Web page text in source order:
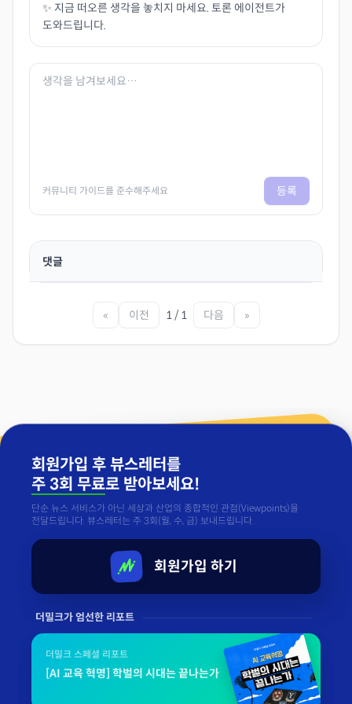
✨ 지금 떠오른 생각을 놓치지 마세요. 토론 에이전트가
도와드립니다.
커뮤니티 가이드를 준수해주세요 등록
댓글
« 이전 1 / 1 다음 »
회원가입 후 뷰스레터를
주 3회 무료로 받아보세요!
단순 뉴스 서비스가 아닌 세상과 산업의 종합적인 관점(Viewpoints)을
전달드립니다. 뷰스레터는 주 3회(월, 수, 금) 보내드립니다.
회원가입 하기
더밀크가 엄선한 리포트
더밀크 스페셜 리포트
[AI 교육 혁명] 학벌의 시대는 끝나는가